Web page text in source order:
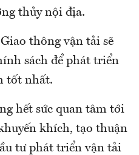
thủy nội địa.
thông vận tải sẽ
sách để phát triển
tốt nhất.
hết sức quan tâm tới
khích, tạo thuận
tư phát triển vận tải